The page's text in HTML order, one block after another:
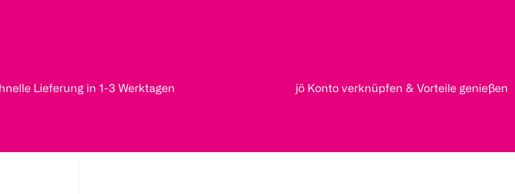
Lieferung in 1-3 Werktagen jö Konto verknüpfen & Vorteile genießen